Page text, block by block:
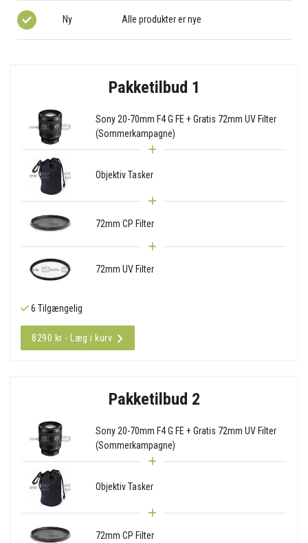
Ny Alle produkter er nye
Pakketilbud 1
Sony 20-70mm F4 G FE + Gratis 72mm UV Filter
(Sommerkampagne)
Objektiv Tasker
72mm CP Filter
72mm UV Filter
6 Tilgængelig
8290 kr - Læg i kurv
Pakketilbud 2
Sony 20-70mm F4 G FE + Gratis 72mm UV Filter
(Sommerkampagne)
Objektiv Tasker
72mm CP Filter